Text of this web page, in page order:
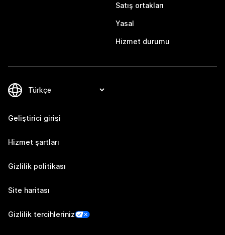
Satış ortakları
Yasal
Hizmet durumu
Geliştirici girişi
Hizmet şartları
Gizlilik politikası
Site haritası
Gizlilik tercihleriniz